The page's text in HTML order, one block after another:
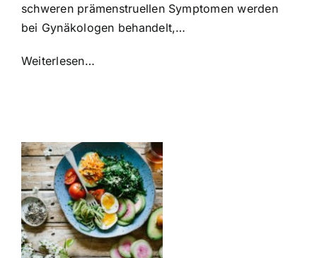
schweren prämenstruellen Symptomen werden
bei Gynäkologen behandelt,…
Weiterlesen…